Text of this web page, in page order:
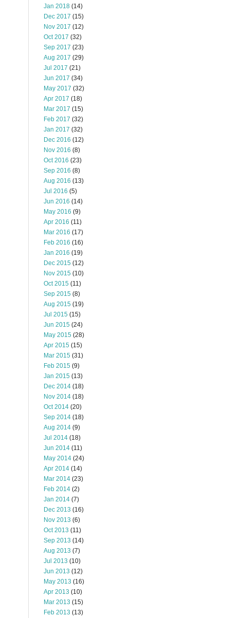
Jan 2018 (14)
Dec 2017 (15)
Nov 2017 (12)
Oct 2017 (32)
Sep 2017 (23)
Aug 2017 (29)
Jul 2017 (21)
Jun 2017 (34)
May 2017 (32)
Apr 2017 (18)
Mar 2017 (15)
Feb 2017 (32)
Jan 2017 (32)
Dec 2016 (12)
Nov 2016 (8)
Oct 2016 (23)
Sep 2016 (8)
Aug 2016 (13)
Jul 2016 (5)
Jun 2016 (14)
May 2016 (9)
Apr 2016 (11)
Mar 2016 (17)
Feb 2016 (16)
Jan 2016 (19)
Dec 2015 (12)
Nov 2015 (10)
Oct 2015 (11)
Sep 2015 (8)
Aug 2015 (19)
Jul 2015 (15)
Jun 2015 (24)
May 2015 (28)
Apr 2015 (15)
Mar 2015 (31)
Feb 2015 (9)
Jan 2015 (13)
Dec 2014 (18)
Nov 2014 (18)
Oct 2014 (20)
Sep 2014 (18)
Aug 2014 (9)
Jul 2014 (18)
Jun 2014 (11)
May 2014 (24)
Apr 2014 (14)
Mar 2014 (23)
Feb 2014 (2)
Jan 2014 (7)
Dec 2013 (16)
Nov 2013 (6)
Oct 2013 (11)
Sep 2013 (14)
Aug 2013 (7)
Jul 2013 (10)
Jun 2013 (12)
May 2013 (16)
Apr 2013 (10)
Mar 2013 (15)
Feb 2013 (13)